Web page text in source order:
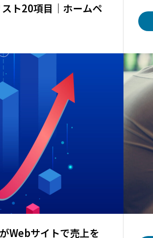
スト20項目｜ホームペ
Webサイトで売上を